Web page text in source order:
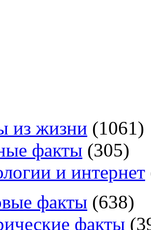
из жизни (1061)
факты (305)
и интернет
факты (638)
факты (